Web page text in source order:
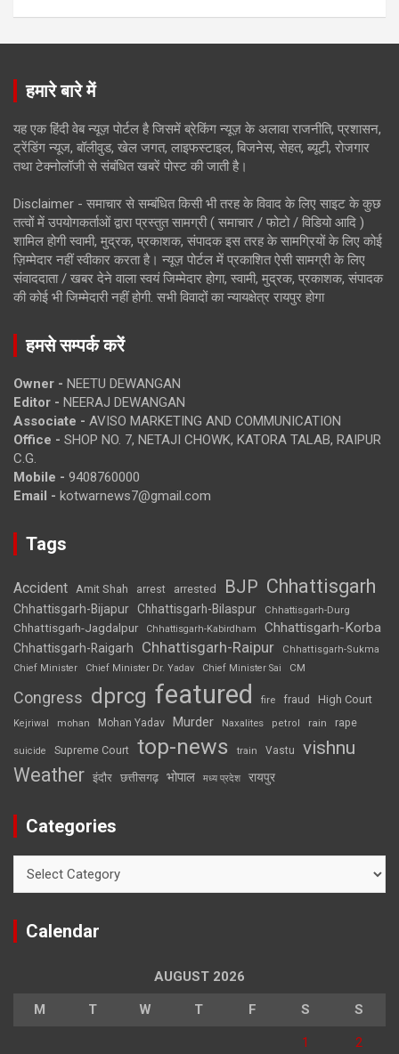
हमारे बारे में
यह एक हिंदी वेब न्यूज़ पोर्टल है जिसमें ब्रेकिंग न्यूज़ के अलावा राजनीति, प्रशासन,
ट्रेंडिंग न्यूज, बॉलीवुड, खेल जगत, लाइफस्टाइल, बिजनेस, सेहत, ब्यूटी, रोजगार
तथा टेक्नोलॉजी से संबंधित खबरें पोस्ट की जाती है।
Disclaimer - समाचार से सम्बंधित किसी भी तरह के विवाद के लिए साइट के कुछ
तत्वों में उपयोगकर्ताओं द्वारा प्रस्तुत सामग्री ( समाचार / फोटो / विडियो आदि )
शामिल होगी स्वामी, मुद्रक, प्रकाशक, संपादक इस तरह के सामग्रियों के लिए कोई
ज़िम्मेदार नहीं स्वीकार करता है। न्यूज़ पोर्टल में प्रकाशित ऐसी सामग्री के लिए
संवाददाता / खबर देने वाला स्वयं जिम्मेदार होगा, स्वामी, मुद्रक, प्रकाशक, संपादक
की कोई भी जिम्मेदारी नहीं होगी. सभी विवादों का न्यायक्षेत्र रायपुर होगा
हमसे सम्पर्क करें
Owner - NEETU DEWANGAN
Editor - NEERAJ DEWANGAN
Associate - AVISO MARKETING AND COMMUNICATION
Office - SHOP NO. 7, NETAJI CHOWK, KATORA TALAB, RAIPUR
C.G.
Mobile - 9408760000
Email - kotwarnews7@gmail.com
Tags
Accident Amit Shah arrest arrested BJP Chhattisgarh
Chhattisgarh-Bijapur Chhattisgarh-Bilaspur Chhattisgarh-Durg
Chhattisgarh-Jagdalpur Chhattisgarh-Kabirdham Chhattisgarh-Korba
Chhattisgarh-Raigarh Chhattisgarh-Raipur
Chhattisgarh-Sukma
Chief Minister
Chief Minister Dr. Yadav Chief Minister Sai CM
Congress dprcg featured fire fraud High Court
Kejriwal mohan Mohan Yadav Murder Naxalites petrol rain rape
suicide Supreme Court top-news train Vastu vishnu
Weather इंदौर छत्तीसगढ़ भोपाल मध्य प्रदेश रायपुर
Categories
Calendar
AUGUST 2026
M T W T F S S
1 2